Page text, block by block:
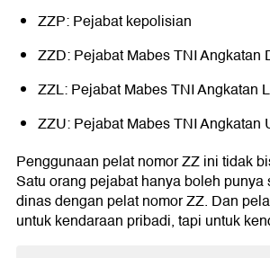
ZZP: Pejabat kepolisian
ZZD: Pejabat Mabes TNI Angkatan
ZZL: Pejabat Mabes TNI Angkatan
ZZU: Pejabat Mabes TNI Angkatan
Penggunaan pelat nomor ZZ ini tidak
Satu orang pejabat hanya boleh punya
dinas dengan pelat nomor ZZ. Dan
untuk kendaraan pribadi, tapi untuk